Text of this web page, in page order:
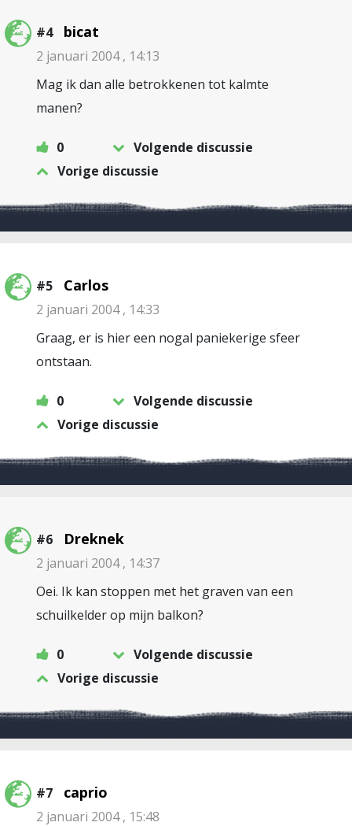
#4 bicat
2 januari 2004 , 14:13
Mag ik dan alle betrokkenen tot kalmte
manen?
0
Volgende discussie
Vorige discussie
#5 Carlos
2 januari 2004 , 14:33
Graag, er is hier een nogal paniekerige sfeer
ontstaan.
0
Volgende discussie
Vorige discussie
#6 Dreknek
2 januari 2004 , 14:37
Oei. Ik kan stoppen met het graven van een
schuilkelder op mijn balkon?
0
Volgende discussie
Vorige discussie
#7 caprio
2 januari 2004 , 15:48